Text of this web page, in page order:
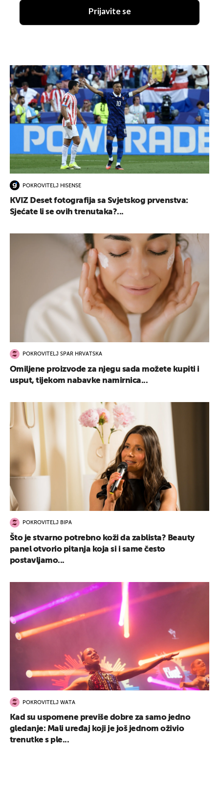
Prijavite se
POKROVITELJ HISENSE
KVIZ Deset fotografija sa Svjetskog prvenstva:
Sjećate li se ovih trenutaka?...
POKROVITELJ SPAR HRVATSKA
Omiljene proizvode za njegu sada možete kupiti i
usput, tijekom nabavke namirnica...
POKROVITELJ BIPA
Što je stvarno potrebno koži da zablista? Beauty
panel otvorio pitanja koja si i same često
postavljamo...
POKROVITELJ WATA
Kad su uspomene previše dobre za samo jedno
gledanje: Mali uređaj koji je još jednom oživio
trenutke s ple...